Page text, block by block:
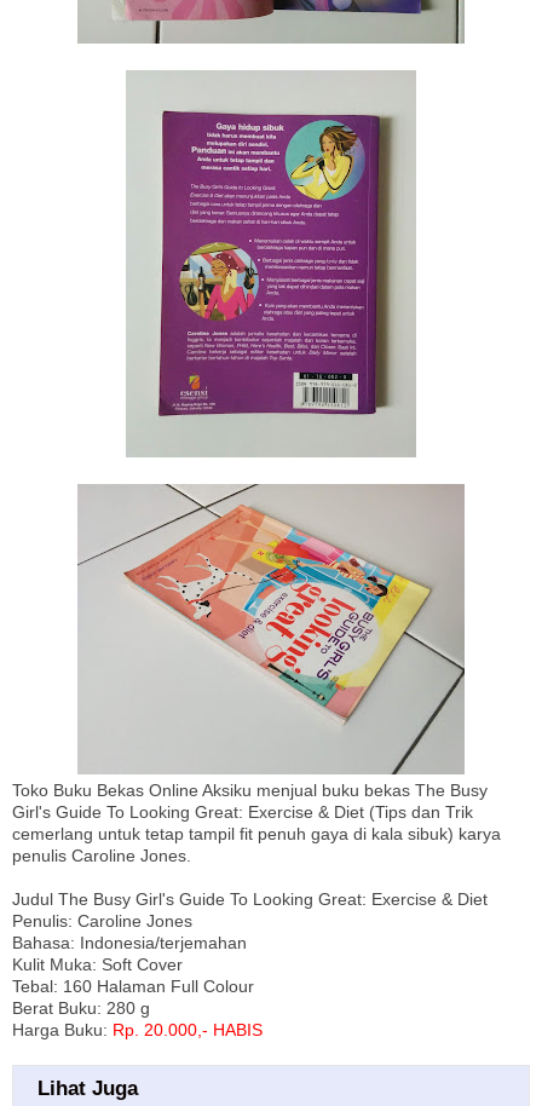
Toko Buku Bekas Online Aksiku menjual buku bekas The Busy
Girl's Guide To Looking Great: Exercise & Diet (Tips dan Trik
cemerlang untuk tetap tampil fit penuh gaya di kala sibuk) karya
penulis Caroline Jones.
Judul The Busy Girl's Guide To Looking Great: Exercise & Diet
Penulis: Caroline Jones
Bahasa: Indonesia/terjemahan
Kulit Muka: Soft Cover
Tebal: 160 Halaman Full Colour
Berat Buku: 280 g
Harga Buku: Rp. 20.000,- HABIS
Lihat Juga